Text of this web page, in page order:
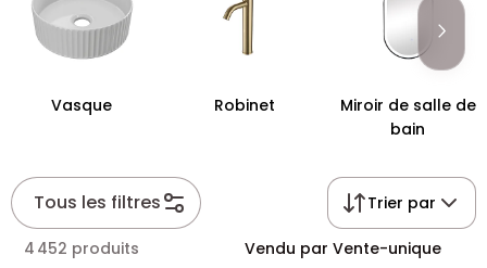
Vasque Robinet
Miroir de salle de
bain
Tous les filtres Trier par
4 452 produits Vendu par Vente-unique